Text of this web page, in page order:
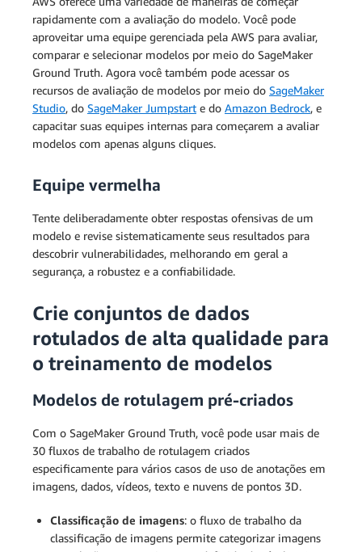
rapidamente com a avaliação do modelo. Você pode
aproveitar uma equipe gerenciada pela AWS para avaliar,
comparar e selecionar modelos por meio do SageMaker
Ground Truth. Agora você também pode acessar os
recursos de avaliação de modelos por meio do SageMaker
Studio, do SageMaker Jumpstart e do Amazon Bedrock, e
capacitar suas equipes internas para começarem a avaliar
modelos com apenas alguns cliques.
Equipe vermelha
Tente deliberadamente obter respostas ofensivas de um
modelo e revise sistematicamente seus resultados para
descobrir vulnerabilidades, melhorando em geral a
segurança, a robustez e a confiabilidade.
Crie conjuntos de dados
rotulados de alta qualidade para
o treinamento de modelos
Modelos de rotulagem pré-criados
Com o SageMaker Ground Truth, você pode usar mais de
30 fluxos de trabalho de rotulagem criados
especificamente para vários casos de uso de anotações em
imagens, dados, vídeos, texto e nuvens de pontos 3D.
Classificação de imagens: o fluxo de trabalho da
classificação de imagens permite categorizar imagens